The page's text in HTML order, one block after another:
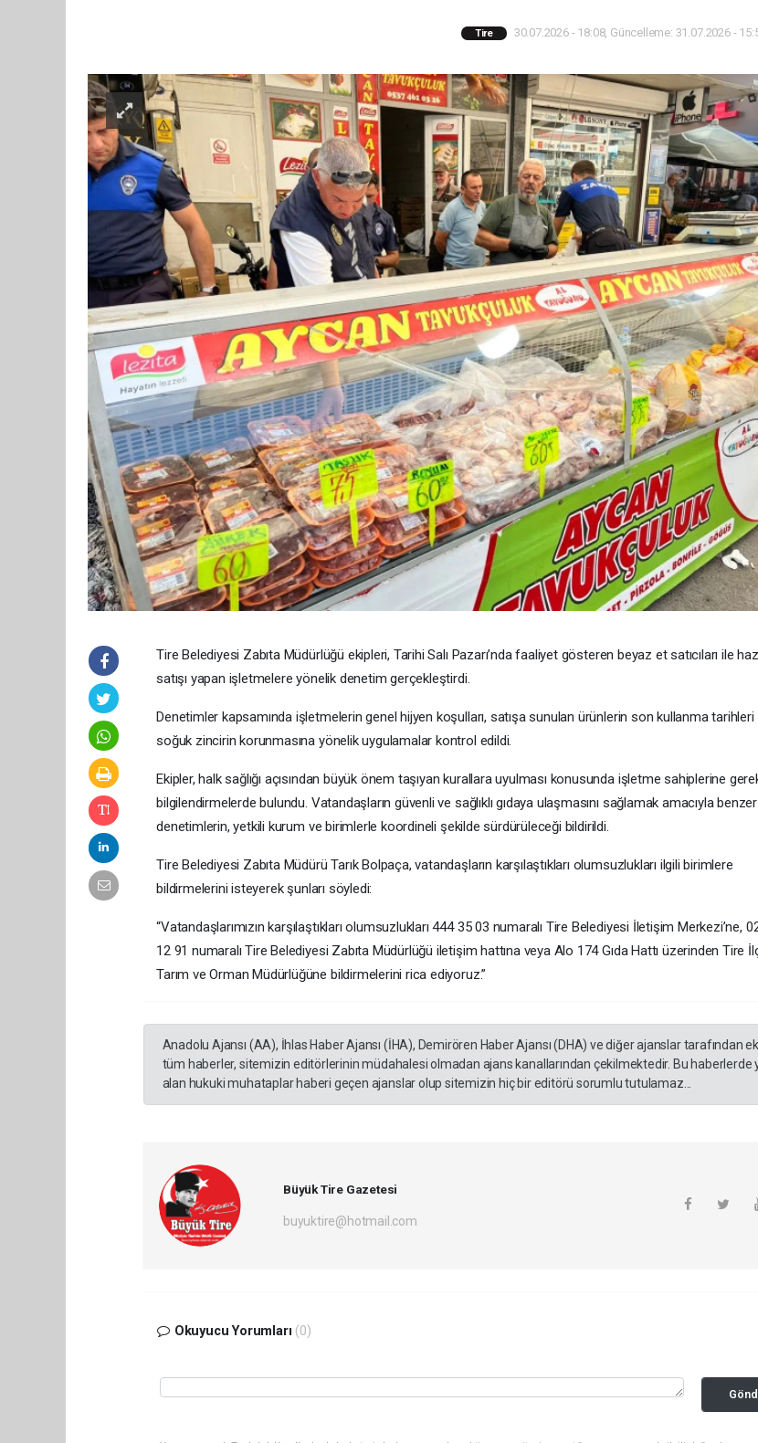
Tire 30.07.2026 - 18:08, Güncelleme: 31.07.2026 -
Tire Belediyesi Zabıta Müdürlüğü ekipleri, Tarihi Salı Pazarı’nda faaliyet gösteren beyaz et satıcıları ile
satışı yapan işletmelere yönelik denetim gerçekleştirdi.
Denetimler kapsamında işletmelerin genel hijyen koşulları, satışa sunulan ürünlerin son kullanma tarihleri
soğuk zincirin korunmasına yönelik uygulamalar kontrol edildi.
Ekipler, halk sağlığı açısından büyük önem taşıyan kurallara uyulması konusunda işletme sahiplerine
bilgilendirmelerde bulundu. Vatandaşların güvenli ve sağlıklı gıdaya ulaşmasını sağlamak amacıyla benzer
denetimlerin, yetkili kurum ve birimlerle koordineli şekilde sürdürüleceği bildirildi.
Tire Belediyesi Zabıta Müdürü Tarık Bolpaça, vatandaşların karşılaştıkları olumsuzlukları ilgili birimlere
bildirmelerini isteyerek şunları söyledi:
“Vatandaşlarımızın karşılaştıkları olumsuzlukları 444 35 03 numaralı Tire Belediyesi İletişim Merkezi’ne,
12 91 numaralı Tire Belediyesi Zabıta Müdürlüğü iletişim hattına veya Alo 174 Gıda Hattı üzerinden Tire
Tarım ve Orman Müdürlüğüne bildirmelerini rica ediyoruz.”
Anadolu Ajansı (AA), İhlas Haber Ajansı (İHA), Demirören Haber Ajansı (DHA) ve diğer ajanslar tarafından
tüm haberler, sitemizin editörlerinin müdahalesi olmadan ajans kanallarından çekilmektedir. Bu haberlerde
alan hukuki muhataplar haberi geçen ajanslar olup sitemizin hiç bir editörü sorumlu tutulamaz...
Büyük Tire Gazetesi
buyuktire@hotmail.com
Okuyucu Yorumları (0)